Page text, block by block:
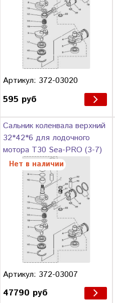
Артикул: 372-03020
595 руб
Сальник коленвала верхний
32*42*6 для лодочного
мотора Т30 Sea-PRO (3-7)
Нет в наличии
Артикул: 372-03007
47790 руб